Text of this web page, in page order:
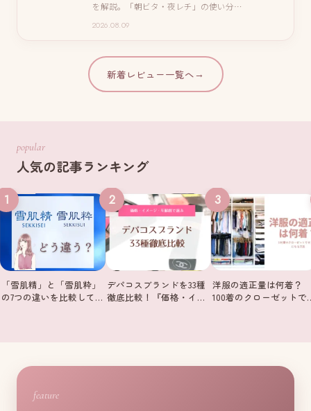
を解説。「朝ビタ・夜レチ」の使い分…
2026.08.09
新着レビュー一覧へ →
popular
人気の記事ランキング
1
「雪肌精」と「雪肌粋」
の7つの違いを比較して…
2
デパコスブランドを33種
徹底比較！『価格・イ…
3
洋服の適正量は何着？
100着のクローゼット
feature